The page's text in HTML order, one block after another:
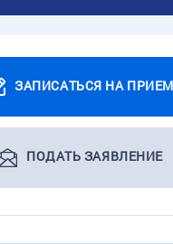
ЗАПИСАТЬСЯ НА ПРИЕМ
ПОДАТЬ ЗАЯВЛЕНИЕ